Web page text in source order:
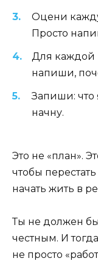
Оцени
Просто
Для каждой
напиши,
Запиши: что
начну.
Это не «план».
чтобы
начать жить в
Ты не должен
честным. И
не просто